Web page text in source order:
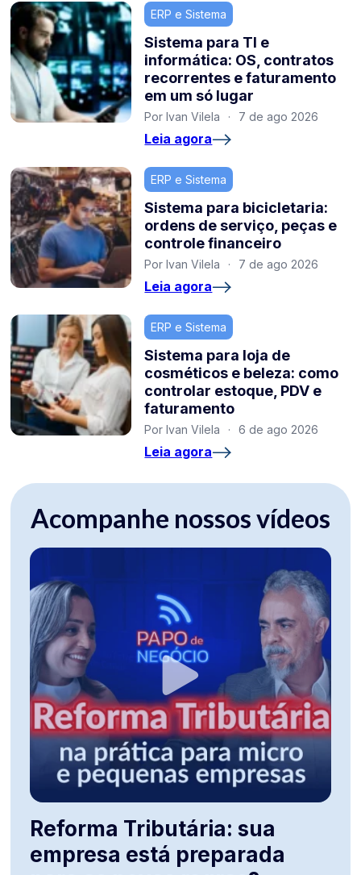
ERP e Sistema
Sistema para TI e
informática: OS, contratos
recorrentes e faturamento
em um só lugar
Por Ivan Vilela · 7 de ago 2026
Leia agora
ERP e Sistema
Sistema para bicicletaria:
ordens de serviço, peças e
controle financeiro
Por Ivan Vilela · 7 de ago 2026
Leia agora
ERP e Sistema
Sistema para loja de
cosméticos e beleza: como
controlar estoque, PDV e
faturamento
Por Ivan Vilela · 6 de ago 2026
Leia agora
Acompanhe nossos vídeos
Reforma Tributária: sua
empresa está preparada